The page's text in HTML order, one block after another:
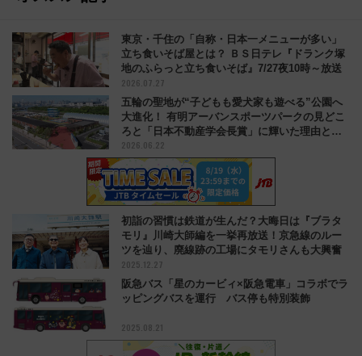
東京・千住の「自称・日本一メニューが多い」
立ち食いそば屋とは？ ＢＳ日テレ『ドランク塚
地のふらっと立ち食いそば』7/27夜10時～放送
2026.07.27
五輪の聖地が“子どもも愛犬家も遊べる”公園へ
大進化！ 有明アーバンスポーツパークの見どこ
ろと「日本不動産学会長賞」に輝いた理由と
は？
2026.06.22
初詣の習慣は鉄道が生んだ？大晦日は『ブラタ
モリ』川崎大師編を一挙再放送！京急線のルー
ツを辿り、廃線跡の工場にタモリさんも大興奮
2025.12.27
阪急バス「星のカービィ×阪急電車」コラボでラ
ッピングバスを運行 バス停も特別装飾
2025.08.21